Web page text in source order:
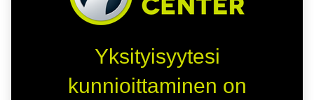
Yksityisyytesi
kunnioittaminen on